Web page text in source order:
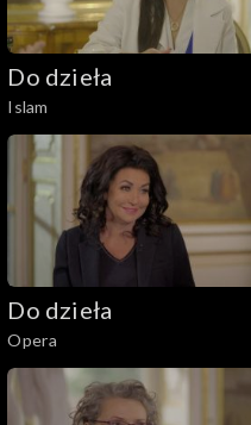
Do dzieła
Islam
Do dzieła
Opera